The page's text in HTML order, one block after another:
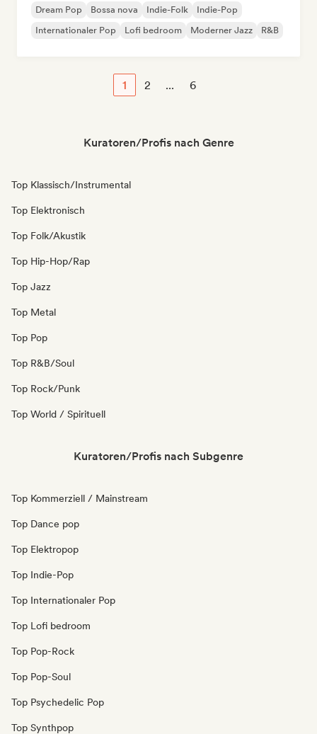
Dream Pop Bossa nova Indie-Folk
Indie-Pop
Internationaler Pop
Lofi bedroom Moderner Jazz R&B
1 2 ... 6
Kuratoren/Profis nach Genre
Top Klassisch/Instrumental
Top Elektronisch
Top Folk/Akustik
Top Hip-Hop/Rap
Top Jazz
Top Metal
Top Pop
Top R&B/Soul
Top Rock/Punk
Top World / Spirituell
Kuratoren/Profis nach Subgenre
Top Kommerziell / Mainstream
Top Dance pop
Top Elektropop
Top Indie-Pop
Top Internationaler Pop
Top Lofi bedroom
Top Pop-Rock
Top Pop-Soul
Top Psychedelic Pop
Top Synthpop